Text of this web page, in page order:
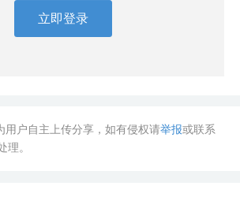
立即登录
用户自主上传分享，如有侵权请举报或联系
理。